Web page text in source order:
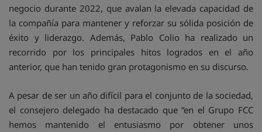
negocio durante 2022, que avalan la elevada capacidad de
la compañía para mantener y reforzar su sólida posición de
éxito y liderazgo. Además, Pablo Colio ha realizado un
recorrido por los principales hitos logrados en el año
anterior, que han tenido gran protagonismo en su discurso.
A pesar de ser un año difícil para el conjunto de la sociedad,
el consejero delegado ha destacado que “en el Grupo FCC
hemos mantenido el entusiasmo por obtener unos